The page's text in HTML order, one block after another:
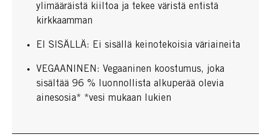
ylimääräistä kiiltoa ja tekee väristä entistä
kirkkaamman
EI SISÄLLÄ: Ei sisällä keinotekoisia väriaineita
VEGAANINEN: Vegaaninen koostumus, joka
sisältää 96 % luonnollista alkuperää olevia
ainesosia* *vesi mukaan lukien